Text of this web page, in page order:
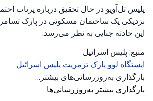
پلیس تل‌آویو در حال تحقیق درباره پرتاب
نزدیکی یک ساختمان مسکونی در پارک
این حادثه جنایی به نظر می‌رسد.
منبع: پلیس اسرائیل
ایستگاه لوو پارک تزمریت پلیس اسرائیل
بارگذاری به‌روزرسانی‌های بیشتر…
بارگذاری بیشتر به‌روزرسانی‌ها